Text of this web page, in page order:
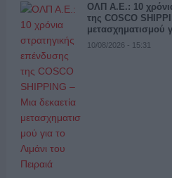
ΟΛΠ Α.Ε.: 10
της COSCO
μετασχηματισμού
10/08/2026 - 15:31